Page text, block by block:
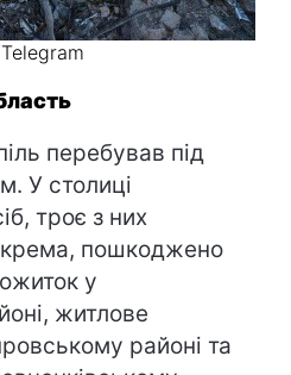
перебував під
У столиці
троє з них
пошкоджено
у
житлове
районі та